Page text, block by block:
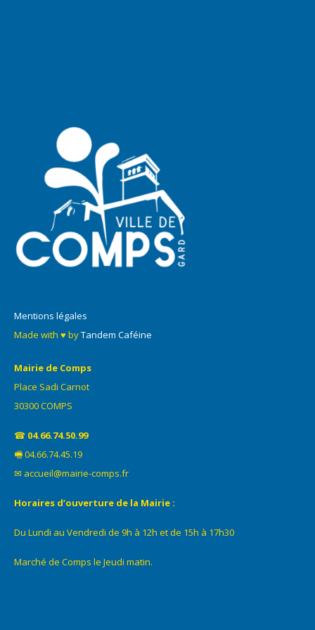
Mentions légales
Made with ♥ byTandem Caféine
Mairie de Comps
Place Sadi Carnot
30300 COMPS
☎ 04.66.74.50.99
🖷 04.66.74.45.19
✉ accueil@mairie-comps.fr
Horaires d’ouverture de la Mairie :
Du Lundi au Vendredi de 9h à 12h et de 15h à 17h30
Marché de Comps le Jeudi matin.